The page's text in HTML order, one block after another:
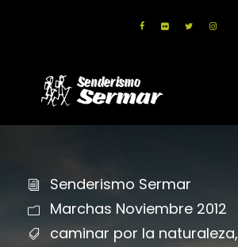
Senderismo Sermar
Marchas Noviembre 2012
caminar por la naturaleza,